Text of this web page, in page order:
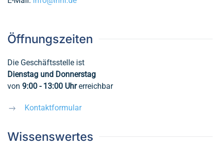
Öffnungszeiten
Die Geschäftsstelle ist
Dienstag und Donnerstag
von 9:00 - 13:00 Uhrerreichbar
Kontaktformular
Wissenswertes